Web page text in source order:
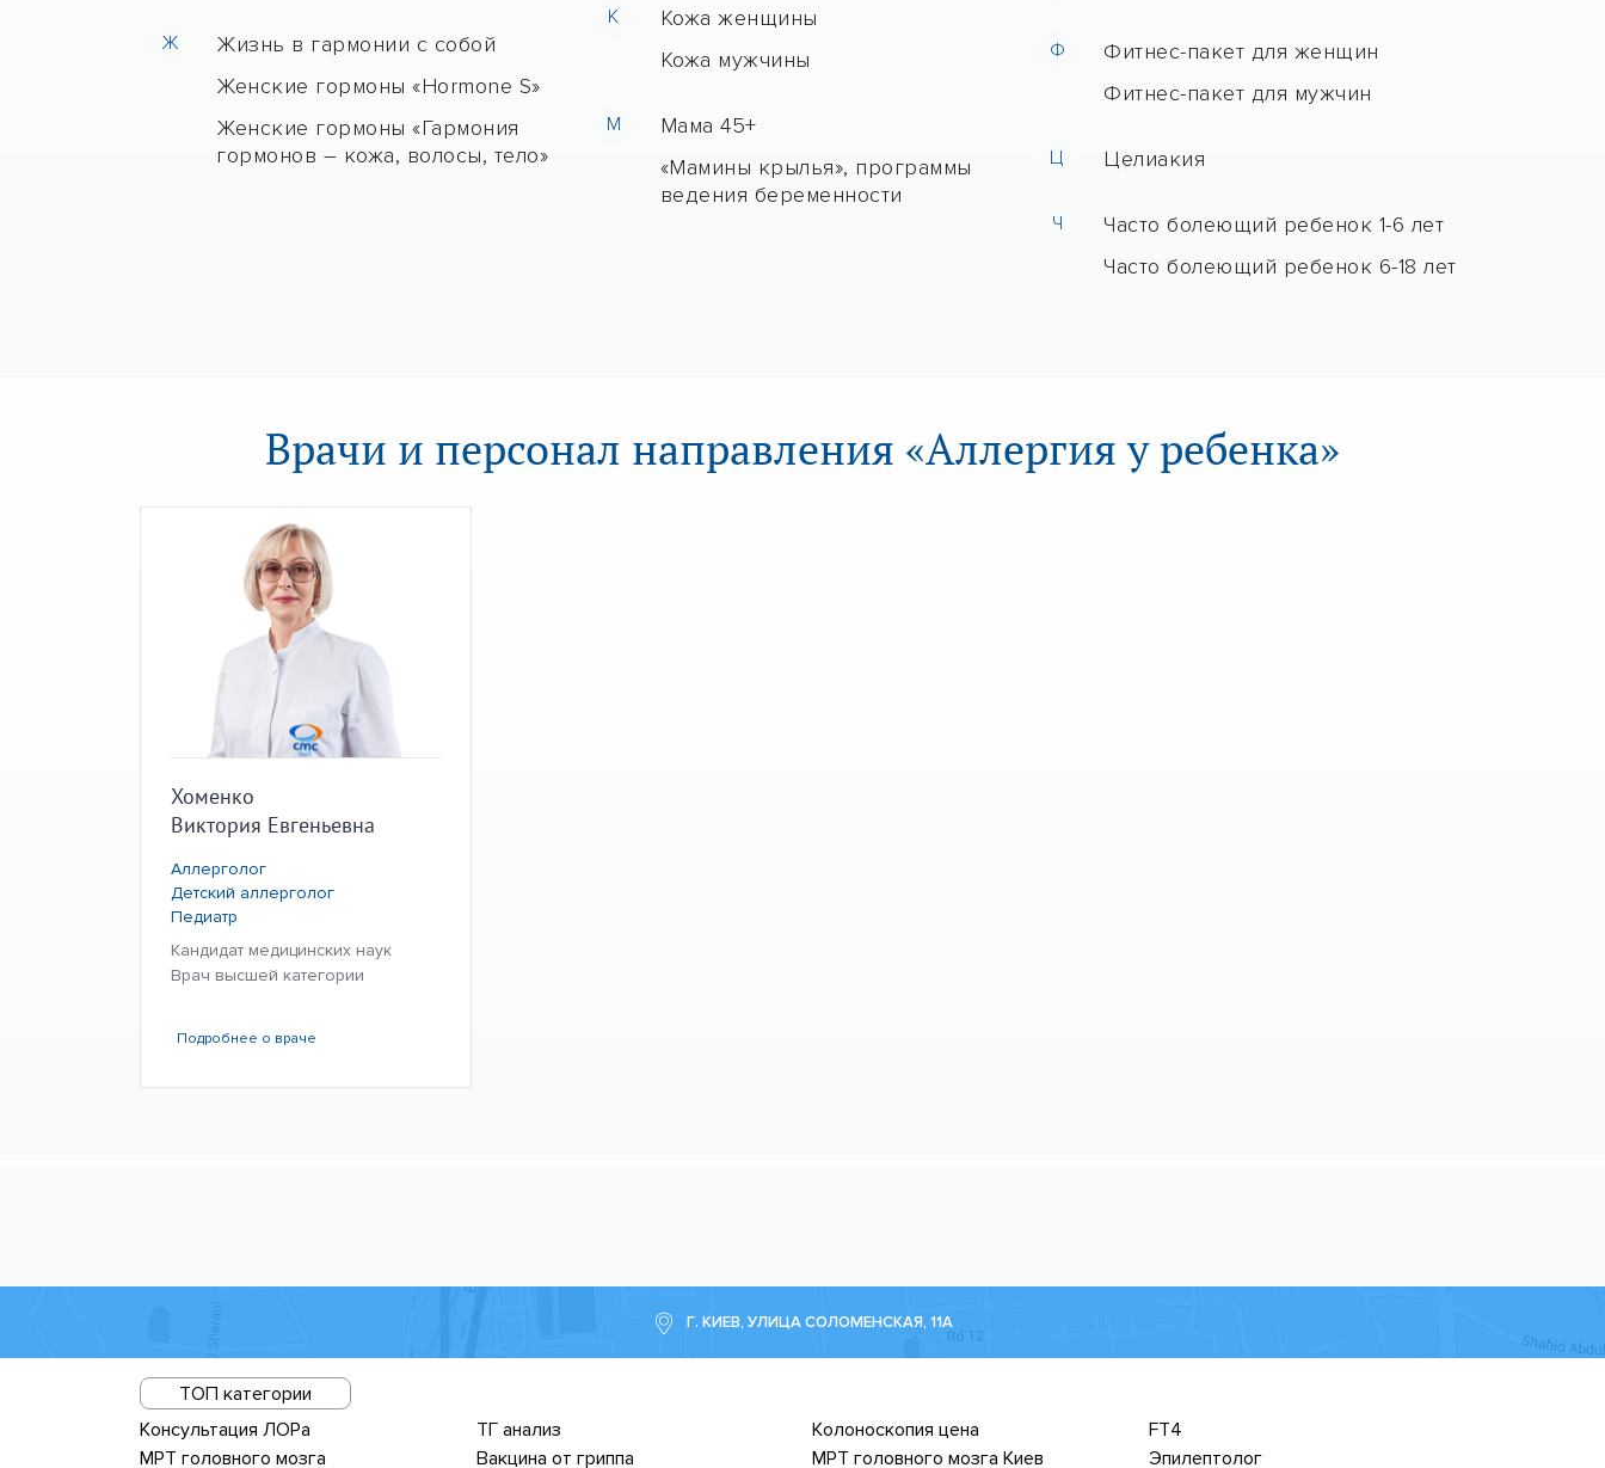
Ж
Жизнь в гармонии с собой
Женские гормоны «Hormone S»
Женские гормоны «Гармония
гормонов – кожа, волосы, тело»
К
Кожа женщины
Кожа мужчины
М
Мама 45+
«Мамины крылья», программы
ведения беременности
Ф
Фитнес-пакет для женщин
Фитнес-пакет для мужчин
Ц Целиакия
Ч
Часто болеющий ребенок 1-6 лет
Часто болеющий ребенок 6-18 лет
Врачи и персонал направления «Аллергия у ребенка»
Хоменко
Виктория Евгеньевна
Аллерголог
Детский аллерголог
Педиатр
Кандидат медицинских наук
Врач высшей категории
Подробнее о враче
Г. КИЕВ, УЛИЦА СОЛОМЕНСКАЯ, 11А
ТОП категории
Консультация ЛОРа
ТГ анализ Колоноскопия цена
FT4
МРТ головного мозга
Вакцина от гриппа МРТ головного мозга Киев Эпилептолог